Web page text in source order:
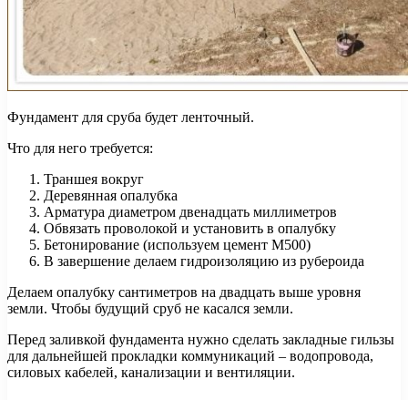
Фундамент для сруба будет ленточный.
Что для него требуется:
Траншея вокруг
Деревянная опалубка
Арматура диаметром двенадцать миллиметров
Обвязать проволокой и установить в опалубку
Бетонирование (используем цемент М500)
В завершение делаем гидроизоляцию из рубероида
Делаем опалубку сантиметров на двадцать выше уровня
земли. Чтобы будущий сруб не касался земли.
Перед заливкой фундамента нужно сделать закладные гильзы
для дальнейшей прокладки коммуникаций – водопровода,
силовых кабелей, канализации и вентиляции.